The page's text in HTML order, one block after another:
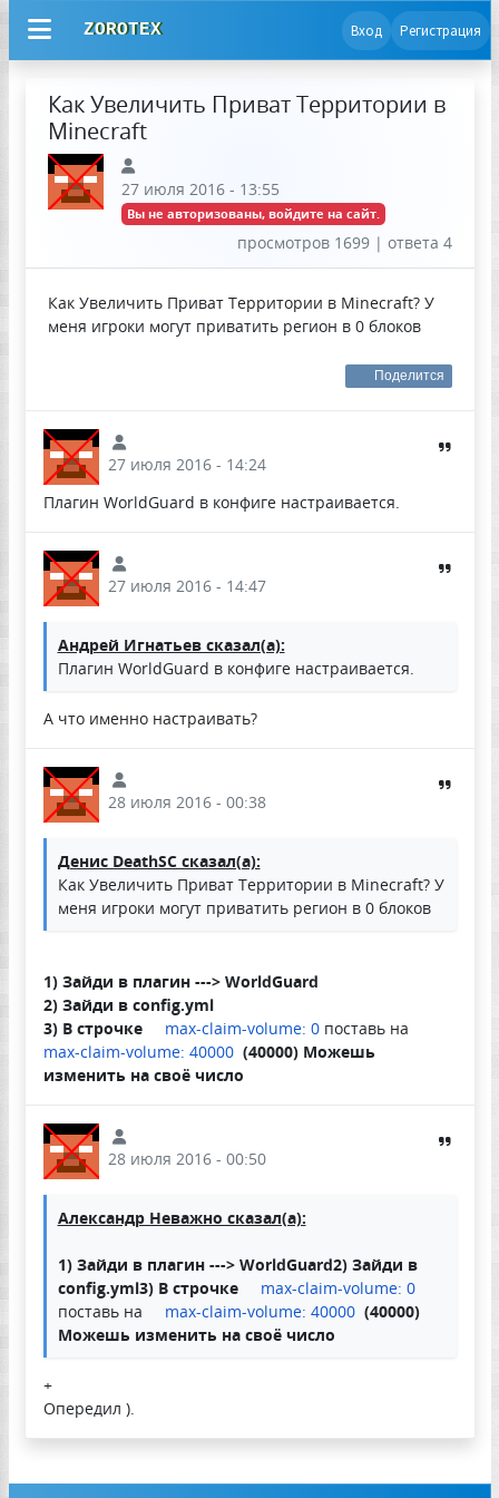
ZOROTEX Вход Регистрация
Как Увеличить Приват Территории в
Minecraft
27 июля 2016 - 13:55
Вы не авторизованы, войдите на сайт.
просмотров 1699 | ответа 4
Как Увеличить Приват Территории в Minecraft? У
меня игроки могут приватить регион в 0 блоков
Поделится
27 июля 2016 - 14:24
Плагин WorldGuard в конфиге настраивается.
27 июля 2016 - 14:47
Андрей Игнатьев сказал(а):
Плагин WorldGuard в конфиге настраивается.
А что именно настраивать?
28 июля 2016 - 00:38
Денис DeathSC сказал(а):
Как Увеличить Приват Территории в Minecraft? У
меня игроки могут приватить регион в 0 блоков
1) Зайди в плагин ---> WorldGuard
2) Зайди в config.yml
3) В строчке
max-claim-volume: 0 поставь на
max-claim-volume: 40000 (40000) Можешь
изменить на своё число
28 июля 2016 - 00:50
Александр Неважно сказал(а):
1) Зайди в плагин ---> WorldGuard2) Зайди в
config.yml3) В строчке
max-claim-volume: 0
поставь на max-claim-volume: 40000 (40000)
Можешь изменить на своё число
+
Опередил ).